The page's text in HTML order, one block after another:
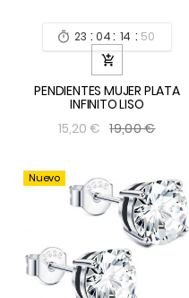
 23 : 04: 14 : 49

PENDIENTES MUJER PLATA
INFINITO LISO
15,20 € 19,00 €
Nuevo